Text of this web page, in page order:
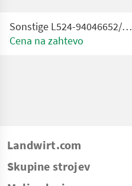
Sonstige L524-94046652/10424521-Rexroth 4THF5-Joystick
Cena na zahtevo
Landwirt.com
Skupine strojev